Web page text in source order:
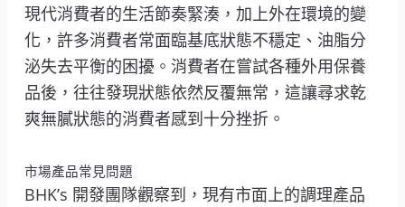
現代消費者的生活節奏緊湊，加上外在環境的變
化，許多消費者常面臨基底狀態不穩定、油脂分
泌失去平衡的困擾。消費者在嘗試各種外用保養
品後，往往發現狀態依然反覆無常，這讓尋求乾
爽無膩狀態的消費者感到十分挫折。
市場產品常見問題
BHK’s 開發團隊觀察到，現有市面上的調理產品